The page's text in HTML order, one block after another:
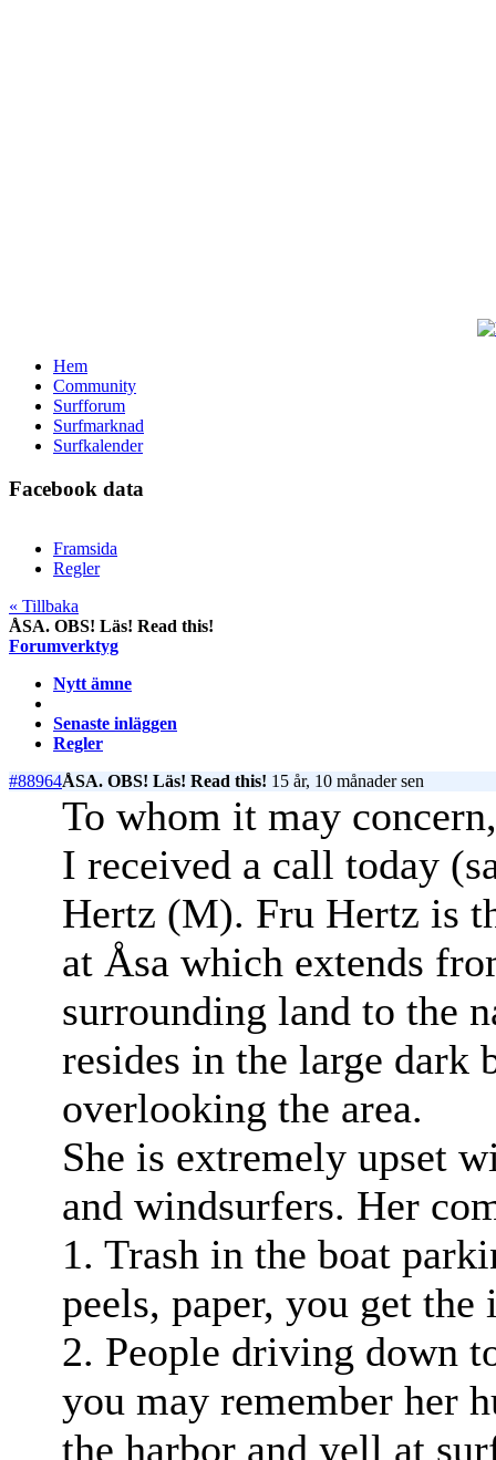
Hem
Community
Surfforum
Surfmarknad
Surfkalender
Facebook data
Framsida
Regler
« Tillbaka
ÅSA. OBS! Läs! Read this!
Forumverktyg
Nytt ämne
Senaste inläggen
Regler
#88964ÅSA. OBS! Läs! Read this! 15 år, 10 månader sen
To whom it may concern,
I received a call today
Hertz (M). Fru Hertz is
at Åsa which extends
surrounding land to the
resides in the large dark
overlooking the area.
She is extremely upset
and windsurfers. Her
1. Trash in the boat
peels, paper, you get the
2. People driving down
you may remember her
the harbor and yell at